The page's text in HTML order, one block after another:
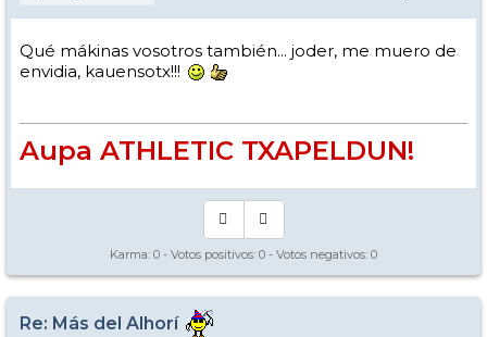
Qué mákinas vosotros también... joder, me muero de
envidia, kauensotx!!!
Aupa ATHLETIC TXAPELDUN!
Karma: 0 - Votos positivos: 0 - Votos negativos: 0
Re: Más del Alhorí